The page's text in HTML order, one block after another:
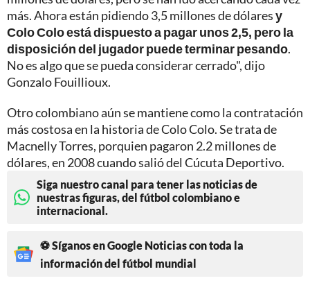
más. Ahora están pidiendo 3,5 millones de dólaresy
Colo Colo está dispuesto a pagar unos 2,5, pero la
disposición del jugador puede terminar pesando.
No es algo que se pueda considerar cerrado", dijo
Gonzalo Fouillioux.
Otro colombiano aún se mantiene como la contratación
más costosa en la historia de Colo Colo. Se trata de
Macnelly Torres, porquien pagaron 2.2 millones de
dólares, en 2008 cuando salió del Cúcuta Deportivo.
Siga nuestro canal para tener las noticias de
nuestras figuras, del fútbol colombiano e
internacional.
⚽ Síganos en Google Noticias con toda la
información del fútbol mundial